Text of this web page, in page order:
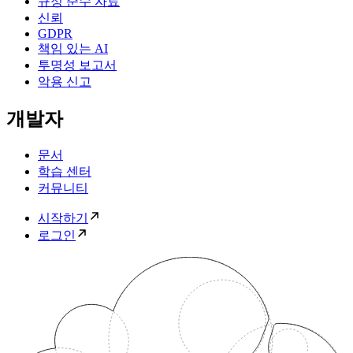
신뢰
GDPR
책임 있는 AI
투명성 보고서
악용 신고
개발자
문서
학습 센터
커뮤니티
시작하기
로그인